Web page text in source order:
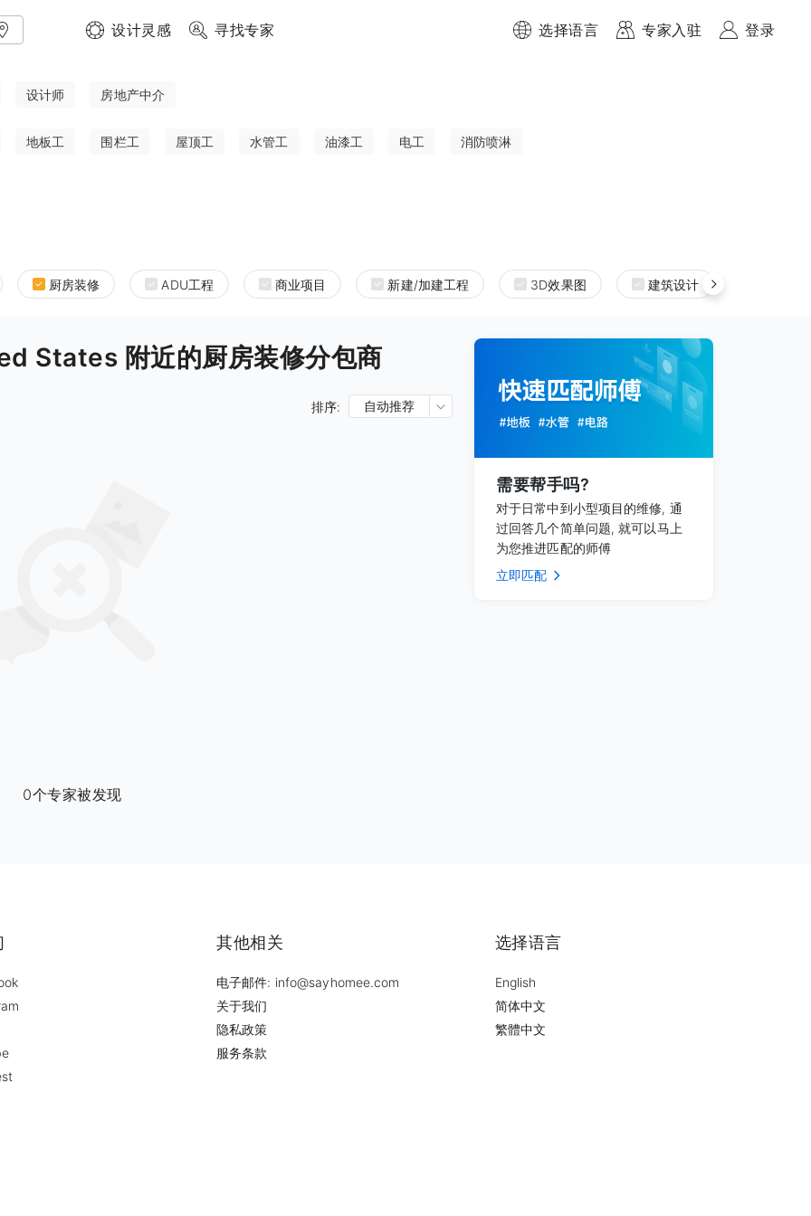
设计灵感 寻找专家 选择语言 专家入驻 登录
设计师 房地产中介
地板工 围栏工 屋顶工 水管工 油漆工 电工 消防喷淋
厨房装修 ADU工程 商业项目 新建/加建工程 3D效果图 建筑设计
States 附近的厨房装修分包商
排序: 自动推荐
0个专家被发现
需要帮手吗?
对于日常中到小型项目的维修, 通
过回答几个简单问题, 就可以马上
为您推进匹配的师傅
立即匹配
其他相关
电子邮件: info@sayhomee.com
关于我们
隐私政策
服务条款
选择语言
English
简体中文
繁體中文